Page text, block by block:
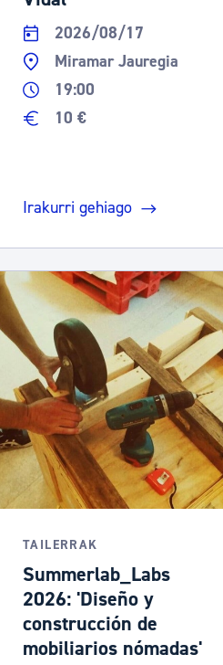
2026/08/17
Miramar Jauregia
19:00
10 €
Irakurri gehiago
TAILERRAK
Summerlab_Labs
2026: 'Diseño y
construcción de
mobiliarios nómadas'